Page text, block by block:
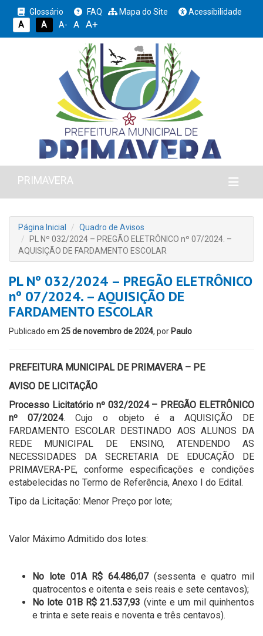
Glossário FAQ Mapa do Site
Acessibilidade
A
A A- A A+
PRIMAVERA
Página Inicial
Quadro de Avisos
PL Nº 032/2024 – PREGÃO ELETRÔNICO nº 07/2024. –
AQUISIÇÃO DE FARDAMENTO ESCOLAR
PL Nº 032/2024 – PREGÃO ELETRÔNICO
nº 07/2024. – AQUISIÇÃO DE
FARDAMENTO ESCOLAR
Publicado em 25 de novembro de 2024, por Paulo
PREFEITURA MUNICIPAL DE PRIMAVERA – PE
AVISO DE LICITAÇÃO
Processo Licitatório nº 032/2024 – PREGÃO ELETRÔNICO
nº 07/2024. Cujo o objeto é a AQUISIÇÃO DE
FARDAMENTO ESCOLAR DESTINADO AOS ALUNOS DA
REDE MUNICIPAL DE ENSINO, ATENDENDO AS
NECESSIDADES DA SECRETARIA DE EDUCAÇÃO DE
PRIMAVERA-PE, conforme especificações e condições
estabelecidas no Termo de Referência, Anexo I do Edital.
Tipo da Licitação: Menor Preço por lote;
Valor Máximo Admitido dos lotes:
No lote 01A R$ 64.486,07(sessenta e quatro mil
quatrocentos e oitenta e seis reais e sete centavos);
No lote 01B R$ 21.537,93 (vinte e um mil quinhentos
e trinta e sete reais e noventa e três centavos).